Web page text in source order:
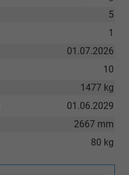
5
1
01.07.2026
10
1477 kg
01.06.2029
2667 mm
80 kg